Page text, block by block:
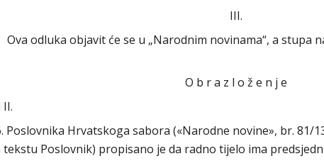
III.
Ova odluka objavit će se u „Narodnim novinama“, a stupa
O b r a z l o ž e n j e
Poslovnika Hrvatskoga sabora («Narodne novine», br. 81/
tekstu Poslovnik) propisano je da radno tijelo ima